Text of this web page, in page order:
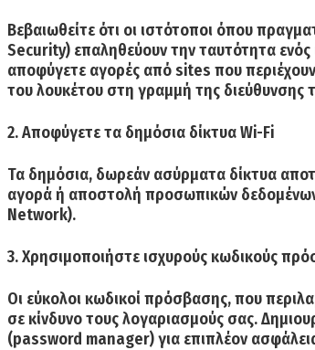
Βεβαιωθείτε ότι οι ιστότοποι όπου
Security) επαληθεύουν την ταυτότητα
αποφύγετε αγορές από sites που
του λουκέτου στη γραμμή της διεύθυνσης
2. Αποφύγετε τα δημόσια δίκτυα Wi-Fi
Τα δημόσια, δωρεάν ασύρματα δίκτυα
αγορά ή αποστολή προσωπικών
Network).
3. Χρησιμοποιήστε ισχυρούς κωδικούς
Οι εύκολοι κωδικοί πρόσβασης, που
σε κίνδυνο τους λογαριασμούς σας.
(password manager) για επιπλέον